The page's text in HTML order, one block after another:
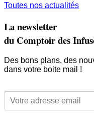
Toutes nos actualités
La newsletter
du Comptoir des
Des bons plans, des
dans votre boite mail !
E
m
a